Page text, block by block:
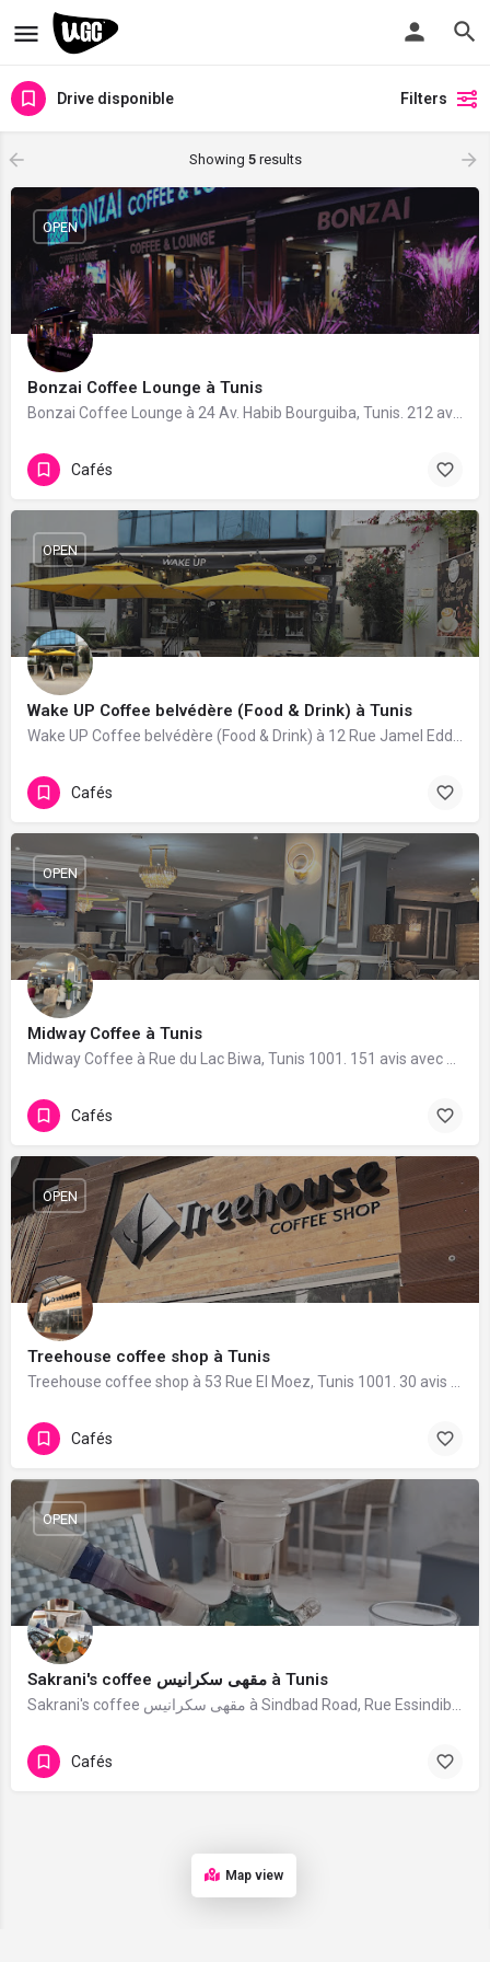
Drive disponible Filters
Showing 5results
Bonzai Coffee Lounge à Tunis
OPEN
Cafés
Wake UP Coffee belvédère (Food & Drink) à Tunis
OPEN
Cafés
Midway Coffee à Tunis
OPEN
Cafés
Treehouse coffee shop à Tunis
OPEN
Cafés
Sakrani's coffee مقهى سكرانيس à Tunis
OPEN
Cafés
Map view